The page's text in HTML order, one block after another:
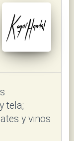
tela;
y vinos